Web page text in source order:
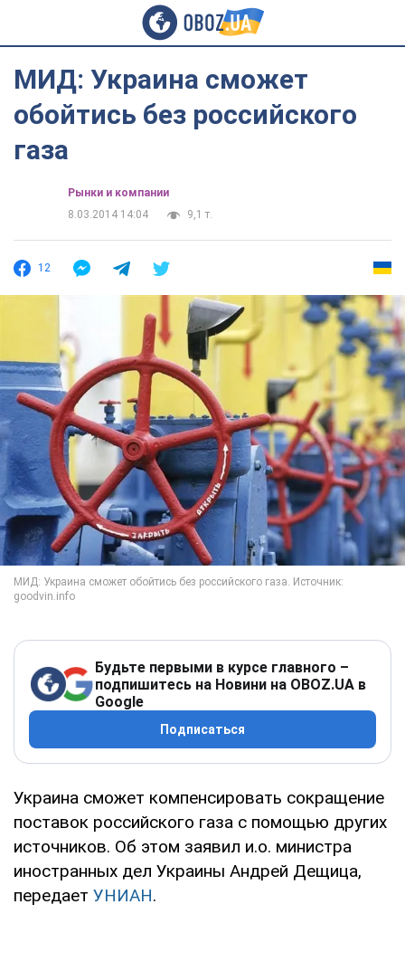
МИД: Украина сможет
обойтись без российского
газа
Рынки и компании
8.03.2014 14:04
9,1 т.
12
Будьте первыми в курсе главного –
подпишитесь на Новини на OBOZ.UA в
Google
Подписаться
Украина сможет компенсировать сокращение
поставок российского газа с помощью других
источников. Об этом заявил и.о. министра
иностранных дел Украины Андрей Дещица,
передает УНИАН.